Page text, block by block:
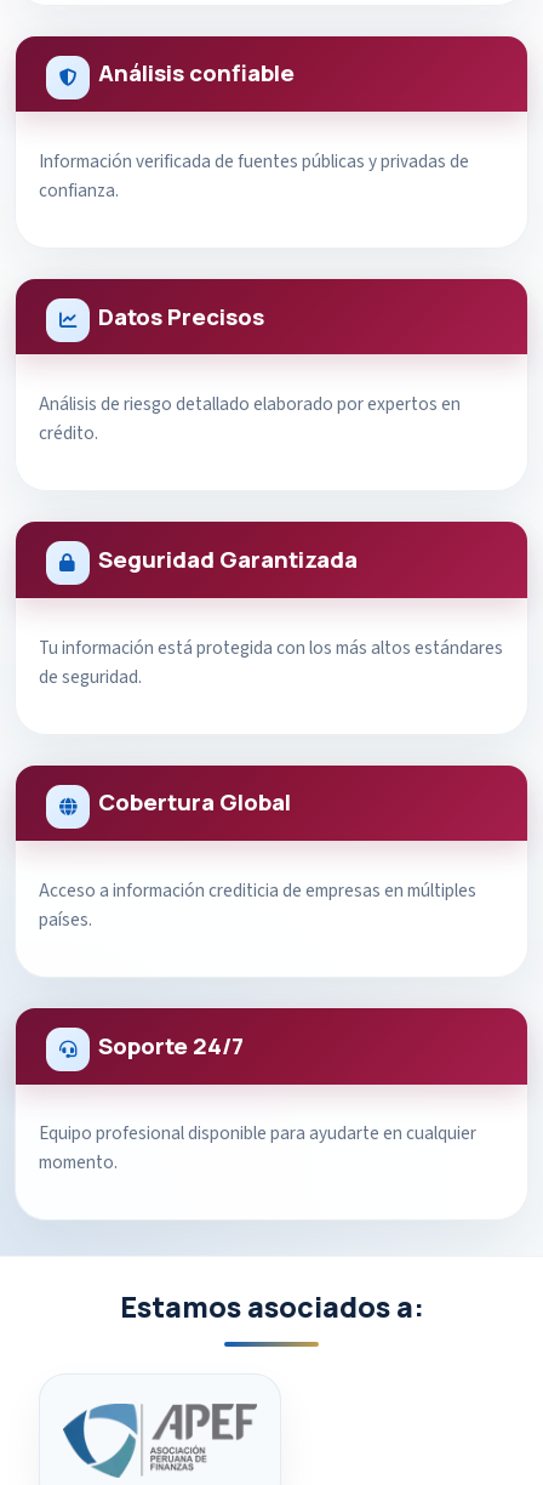
Análisis confiable
Información verificada de fuentes públicas y privadas de
confianza.
Datos Precisos
Análisis de riesgo detallado elaborado por expertos en
crédito.
Seguridad Garantizada
Tu información está protegida con los más altos estándares
de seguridad.
Cobertura Global
Acceso a información crediticia de empresas en múltiples
países.
Soporte 24/7
Equipo profesional disponible para ayudarte en cualquier
momento.
Estamos asociados a: